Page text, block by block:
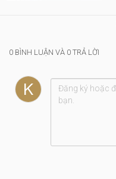
0 BÌNH LUẬN VÀ 0 TRẢ LỜI